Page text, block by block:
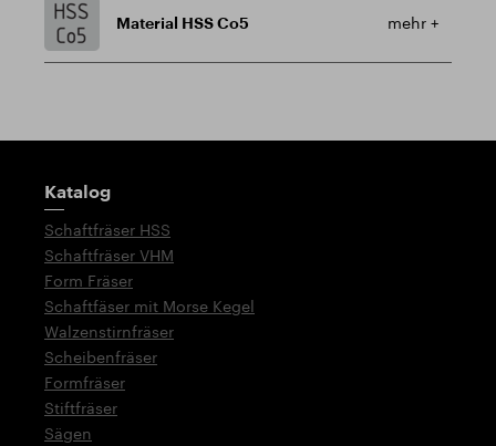
Material HSS Co5 mehr +
Wegweiser
Katalog
Schaftfräser HSS
Schaftfräser VHM
Form Fräser
Schaftfäser mit Morse Kegel
Walzenstirnfräser
Scheibenfräser
Formfräser
Stiftfräser
Sägen